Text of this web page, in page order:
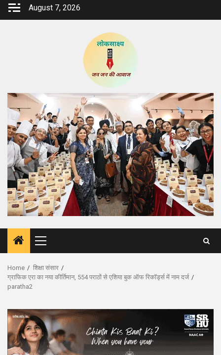
Skip
August 7, 2026
Primary
Menu
Home
शिक्षा संसार
ग्राफिक एरा का नया कीर्तिमान, 554 पराठों से एशिया बुक ऑफ रिकॉर्ड्स में नाम दर्ज
paratha2